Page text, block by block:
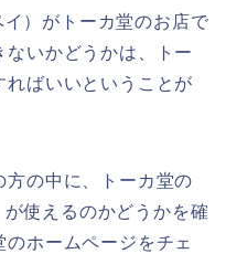
）がトーカ堂のお店で
いかどうかは、トー
ればいいということが
方の中に、トーカ堂の
使えるのかどうかを確
ホームページをチェ